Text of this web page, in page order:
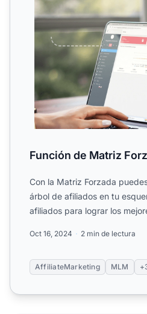
Función de Matriz
Con la Matriz Forzada
árbol de afiliados en tu
afiliados para lograr los
Oct 16, 2024 2 min de lectura
AffiliateMarketing MLM